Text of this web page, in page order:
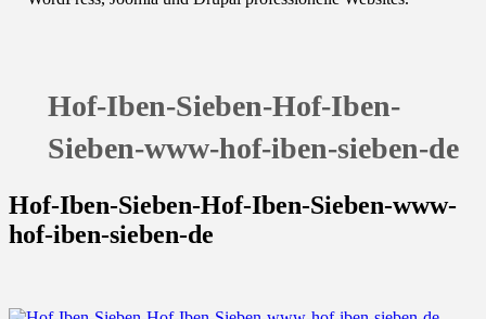
Hof-Iben-Sieben-Hof-Iben-
Sieben-www-hof-iben-sieben-de
Hof-Iben-Sieben-Hof-Iben-Sieben-www-
hof-iben-sieben-de